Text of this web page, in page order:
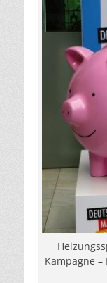
Kampagne